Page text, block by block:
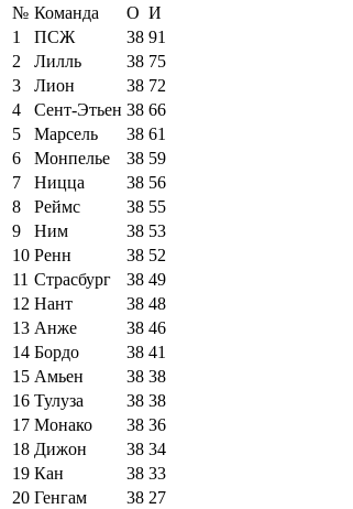
№ Команда О И
1
ПСЖ 38 91
2
Лилль 38 75
3
Лион 38 72
4
Сент-Этьен 38 66
5
Марсель 38 61
6
Монпелье 38 59
7
Ницца 38 56
8
Реймс 38 55
9
Ним 38 53
10 Ренн 38 52
11 Страсбург 38 49
12 Нант 38 48
13 Анже 38 46
14 Бордо 38 41
15 Амьен 38 38
16 Тулуза 38 38
17 Монако 38 36
18 Дижон 38 34
19 Кан 38 33
20 Генгам 38 27